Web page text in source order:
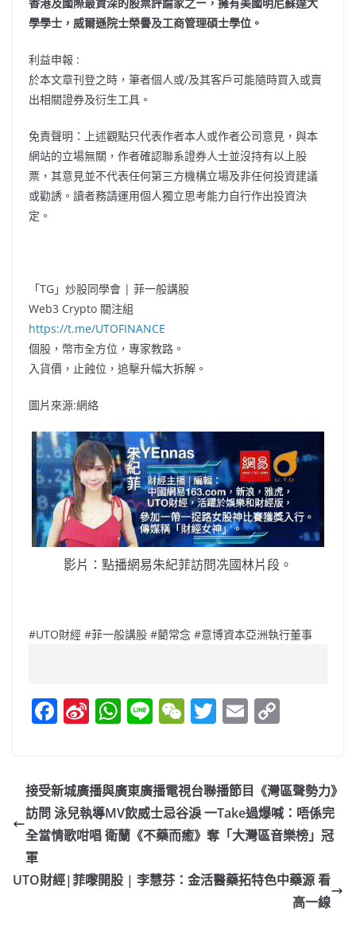
學學士，威爾遜院士榮譽及工商管理碩士學位。
利益申報 :
於本文章刊登之時，筆者個人或/及其客戶可能隨時買入或賣
出相關證券及衍生工具。
免責聲明：上述觀點只代表作者本人或作者公司意見，與本
網站的立場無關，作者確認聯系證券人士並沒持有以上股
票，其意見並不代表任何第三方機構立場及非任何投資建議
或勸誘。讀者務請運用個人獨立思考能力自行作出投資決
定。
「TG」炒股同學會 | 菲一般講股
Web3 Crypto 關注組
https://t.me/UTOFINANCE
個股，幣市全方位，專家教路。
入貨價，止蝕位，追擊升幅大拆解。
圖片來源:網絡
影片：點播網易朱紀菲訪問冼國林片段。
#UTO財經 #菲一般講股 #藺常念 #意博資本亞洲執行董事
F
e
b
o
k
Si
W
ei
b
W
s
A
p
Li W
h
at
T
er
E
l y
Li
n
接受新城廣播與廣東廣播電視台聯播節目《灣區聲勢力》
訪問 泳兒執導MV飲威士忌谷淚 一Take過爆喊：唔係完
全當情歌咁唱 衛蘭《不藥而癒》奪「大灣區音樂榜」冠
軍
UTO財經|菲嚟開股 | 李慧芬：金活醫藥拓特色中藥源 看
高一線